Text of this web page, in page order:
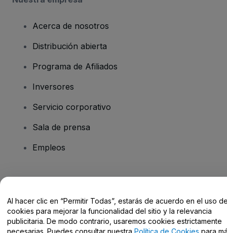
Acerca de nosotros
Distribución abierta
Programa de Afiliados
Inversores
Servicio corporativo
Sala de prensa
Empleos
Centro de Ayuda / Contacto
Al hacer clic en “Permitir Todas”, estarás de acuerdo en el uso
cookies para mejorar la funcionalidad del sitio y la relevancia
publicitaria. De modo contrario, usaremos cookies estrictamente
necesarias. Puedes consultar nuestra Política de Cookies para